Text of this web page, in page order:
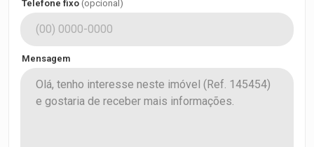
Telefone fixo (opcional)
Mensagem